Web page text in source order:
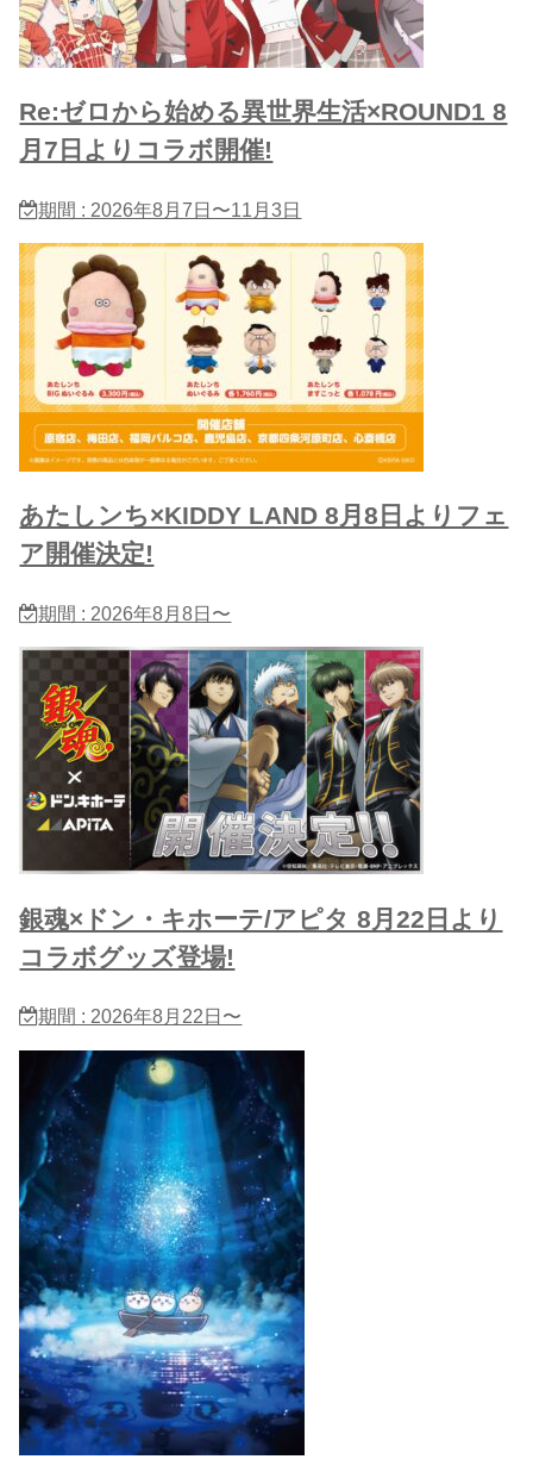
Re:ゼロから始める異世界生活×ROUND1 8
月7日よりコラボ開催!
期間 : 2026年8月7日〜11月3日
あたしンち×KIDDY LAND 8月8日よりフェ
ア開催決定!
期間 : 2026年8月8日〜
銀魂×ドン・キホーテ/アピタ 8月22日より
コラボグッズ登場!
期間 : 2026年8月22日〜